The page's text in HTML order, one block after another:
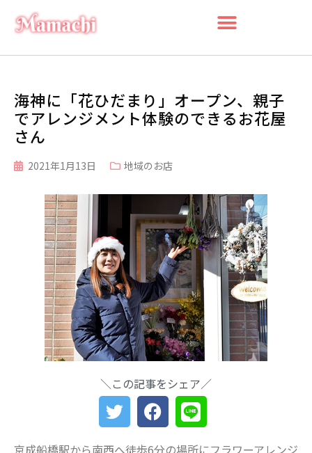
最近の投稿
船橋・前原に一時預かり保育施設
「prayers（プレイヤーズ）」オープ
ン♪ママ・パパの心にゆとりを届ける
新スポット
アル ますます子連れにやさしい場所
に
災害時に“わが子を守る準備”を。海神
防災セミナー開催
海神に「花ひだまり」オープン、親子
でアレンジメント体験のできるお花屋
さん
2021年1月13日 地域のお店
＼この記事をシェア／
京成船橋駅から南西へ徒歩6分の場所にフラワーアレンジ